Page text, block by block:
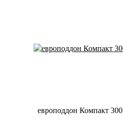
европоддон Компакт 300